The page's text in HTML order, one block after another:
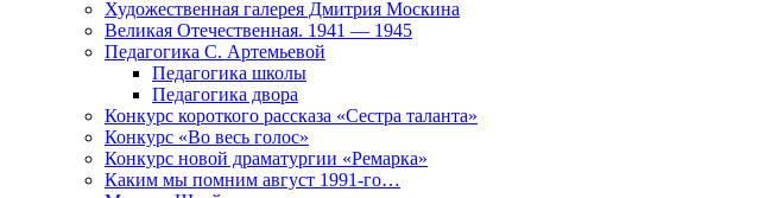
Художественная галерея Дмитрия Москина
Великая Отечественная. 1941 — 1945
Педагогика С. Артемьевой
Педагогика школы
Педагогика двора
Конкурс короткого рассказа «Сестра таланта»
Конкурс «Во весь голос»
Конкурс новой драматургии «Ремарка»
Каким мы помним август 1991-го…